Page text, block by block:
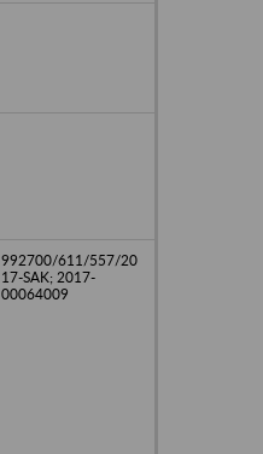
992700/611/557/20
17-SAK; 2017-
00064009